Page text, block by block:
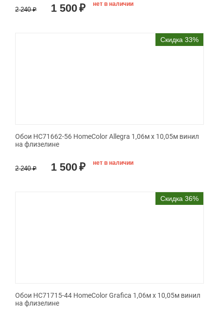
2 240 ₽ 1 500₽ нет в наличии
Скидка 33%
Обои HC71662-56 HomeColor Allegra 1,06м х 10,05м винил
на флизелине
2 240 ₽ 1 500₽ нет в наличии
Скидка 36%
Обои HC71715-44 HomeColor Grafica 1,06м х 10,05м винил
на флизелине